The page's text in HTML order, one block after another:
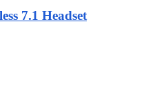
7.1 Headset